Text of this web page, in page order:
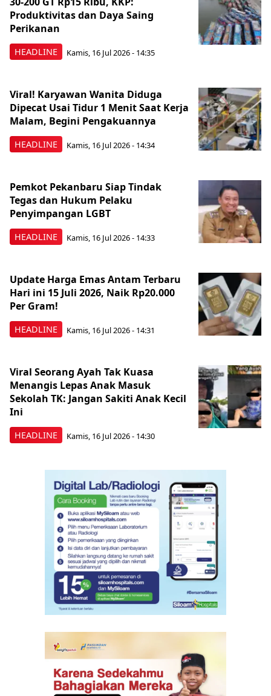
HEADLINE
Produktivitas dan Daya Saing
Perikanan
Kamis, 16 Jul 2026 - 14:35
HEADLINE
Viral! Karyawan Wanita Diduga
Dipecat Usai Tidur 1 Menit Saat Kerja
Malam, Begini Pengakuannya
Kamis, 16 Jul 2026 - 14:34
HEADLINE
Pemkot Pekanbaru Siap Tindak
Tegas dan Hukum Pelaku
Penyimpangan LGBT
Kamis, 16 Jul 2026 - 14:33
HEADLINE
Update Harga Emas Antam Terbaru
Hari ini 15 Juli 2026, Naik Rp20.000
Per Gram!
Kamis, 16 Jul 2026 - 14:31
HEADLINE
Viral Seorang Ayah Tak Kuasa
Menangis Lepas Anak Masuk
Sekolah TK: Jangan Sakiti Anak Kecil
Ini
Kamis, 16 Jul 2026 - 14:30